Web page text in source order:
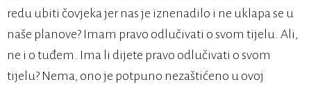
redu ubiti čovjeka jer nas je iznenadilo i ne uklapa se u
naše planove? Imam pravo odlučivati o svom tijelu. Ali,
ne i o tuđem. Ima li dijete pravo odlučivati o svom
tijelu? Nema, ono je potpuno nezaštićeno u ovoj